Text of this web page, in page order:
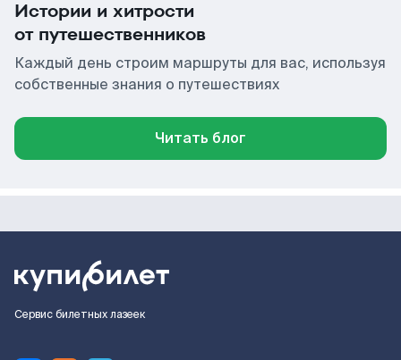
Истории и хитрости
от путешественников
Каждый день строим маршруты для вас, используя
собственные знания о путешествиях
Читать блог
Сервис билетных лазеек